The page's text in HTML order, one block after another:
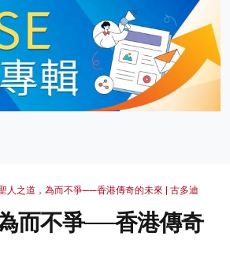
人之道，為而不爭──香港傳奇的未來 | 古多迪
而不爭──香港傳奇